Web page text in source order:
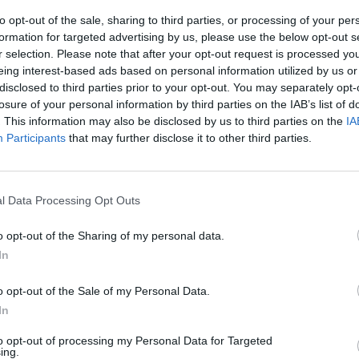
opt-out of the sale, sharing to third parties, or processing of your
for targeted advertising by us, please use the below opt-out
selection. Please note that after your opt-out request is processed
interest-based ads based on personal information utilized by us
to third parties prior to your opt-out. You may separately
of your personal information by third parties on the IAB’s list of
This information may also be disclosed by us to third parties on the
Participants that may further disclose it to other third parties.
Data Processing Opt Outs
opt-out of the Sharing of my personal data.
opt-out of the Sale of my Personal Data.
opt-out of processing my Personal Data for Targeted
possibilità in Liguria. Conte ha l'obiettivo di tornare a Palazzo Chigi, si
Craxi", il paragone di Gaetano Quagliariello sul leader M5S
3, 2024
tornare a Palazzo Chigi e si sta
non maggioritario. Il discorso è :
mi dovete la guida della coalizione
farvi vincere o di farvi perdere.